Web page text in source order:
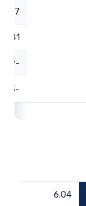
11.41
-6.29
-1.93
6.04